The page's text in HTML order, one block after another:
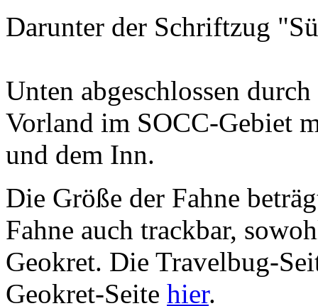
Darunter der Schriftzug
Unten abgeschlossen
Vorland im SOCC-Gebiet
und dem Inn.
Die Größe der Fahne
Fahne auch trackbar,
Geokret. Die Travelbug-
Geokret-Seite hier.